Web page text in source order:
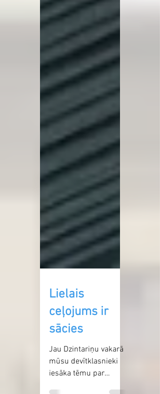
Lielais
sācies
Jau Dzintariņu vakarā
mūsu devītklasnieki